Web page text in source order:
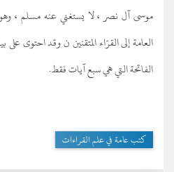
موسى آل نصر ، لا يستغني عنه مسلم ،
العامة إلى القرّاء المتقنين ن وقد احتوى
الفاتحة التي هي سبع آيات فقط.
كتب عامة في علم القراءات